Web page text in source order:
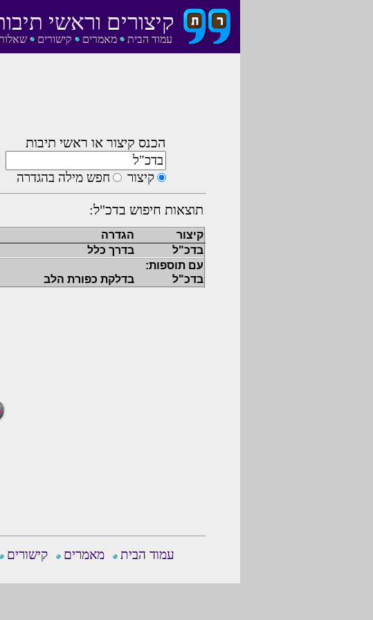
עמוד הבית מאמרים קישורים
קיצורים וראשי
הכנס קיצור או ראשי תיבות
קיצור חפש מילה בהגדרה
תוצאות חיפוש בדכ"ל:
קיצור הגדרה
בדכ"ל
בדרך כלל
עם תוספות:
בדכ"ל
בדלקת כפורת הלב
עמוד הבית מאמרים קישורים